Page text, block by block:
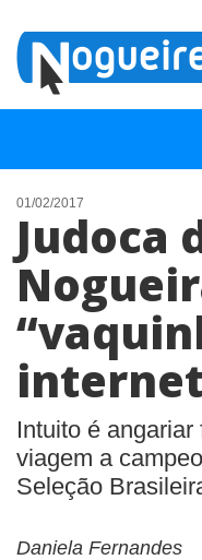
NOTÍCIAS
LISTA DIGITAL
TELEFONES ÚTEIS
QUEM SOMOS
CONTATO
ANUNCIE
01/02/2017
Judoca
internet
Intuito é
viagem a
Seleção
Daniela Fernandes